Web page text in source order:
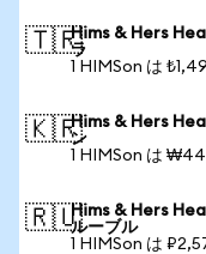
🇹🇷Hims & Hers
ラ
1 HIMSon は
🇰🇷Hims & Hers
ン
1 HIMSon は
🇷🇺Hims & Hers
ルーブル
1 HIMSon は